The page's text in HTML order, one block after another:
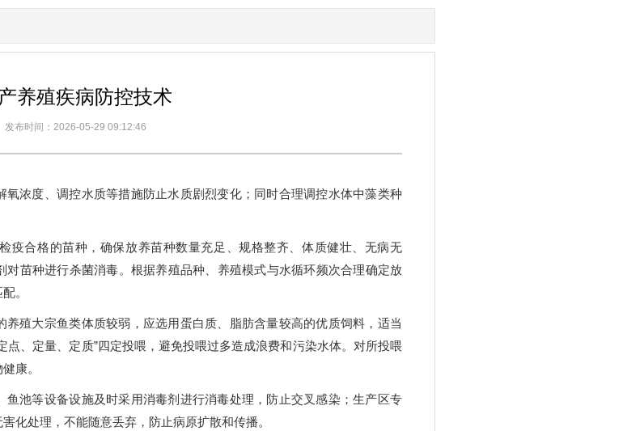
养殖疾病防控技术
发布时间：2026-05-29 09:12:46
浓度、调控水质等措施防止水质剧烈变化；同时合理调控水体中藻类种
疫合格的苗种，确保放养苗种数量充足、规格整齐、体质健壮、无病无
苗种进行杀菌消毒。根据养殖品种、养殖模式与水循环频次合理确定放
。
殖大宗鱼类体质较弱，应选用蛋白质、脂肪含量较高的优质饲料，适当
点、定量、定质”四定投喂，避免投喂过多造成浪费和污染水体。对所投喂
康。
池等设备设施及时采用消毒剂进行消毒处理，防止交叉感染；生产区专
化处理，不能随意丢弃，防止病原扩散和传播。